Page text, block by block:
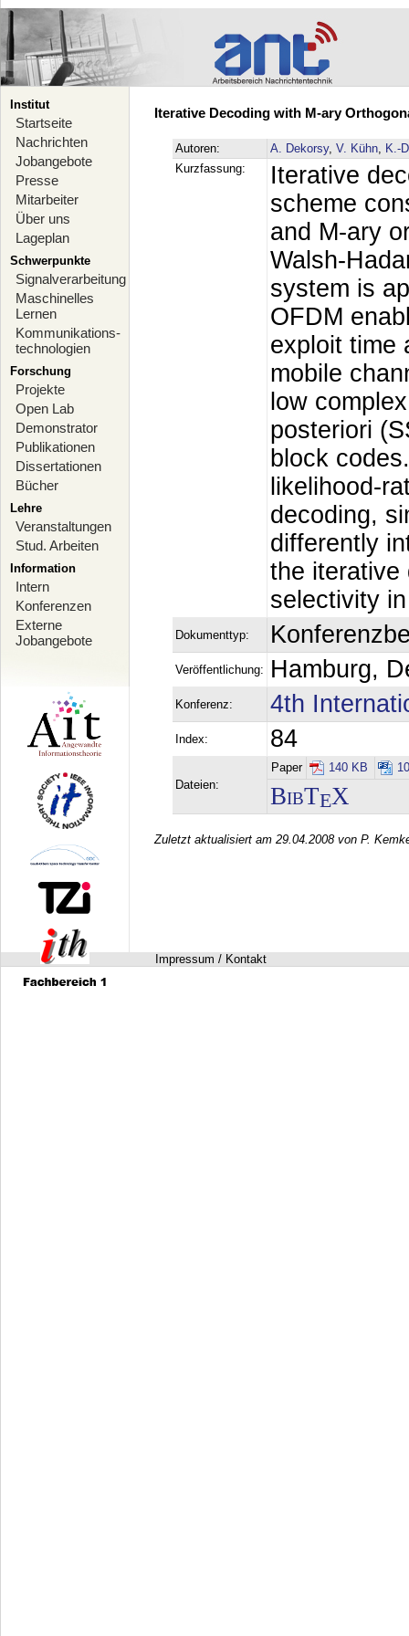
Institut
Startseite
Nachrichten
Jobangebote
Presse
Mitarbeiter
Über uns
Lageplan
Schwerpunkte
Signalverarbeitung
Maschinelles
Lernen
Kommunikations-
technologien
Forschung
Projekte
Open Lab
Demonstrator
Publikationen
Dissertationen
Bücher
Lehre
Veranstaltungen
Stud. Arbeiten
Information
Intern
Konferenzen
Externe
Jobangebote
Iterative Decoding with M-ary
Autoren: A. Dekorsy, V. Kühn, K.-
Kurzfassung:
Iterative
scheme
and M-ary
Walsh-
system is
OFDM
exploit time
mobile
low
posteriori
block
likelihood-
decoding,
differently
the iterative
selectivity
Dokumenttyp:
Veröffentlichung: Hamburg,
Konferenz: 4th
Index: 84
Dateien:
Paper 140 KB
BibTEX
Zuletzt aktualisiert am 29.04.2008 von P.
Impressum / Kontakt